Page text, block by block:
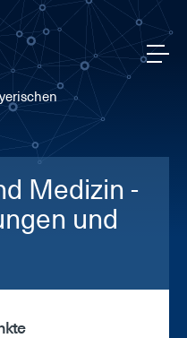
Medizin -
und